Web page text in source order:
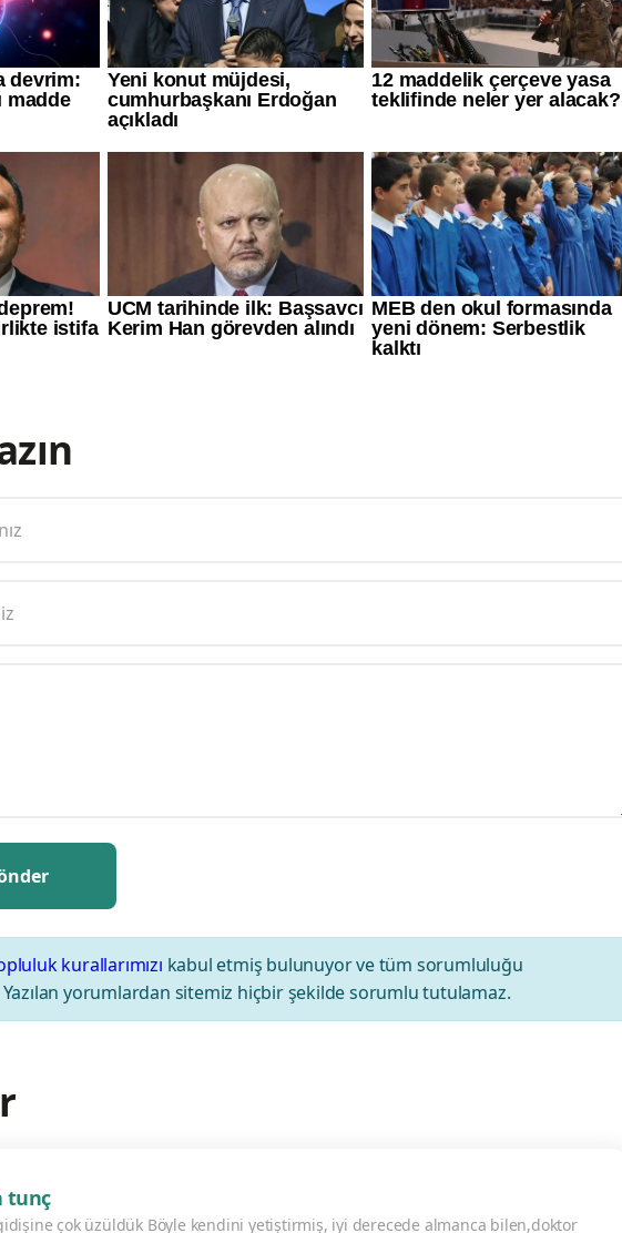
kurallarımızı kabul etmiş bulunuyor ve tüm sorumluluğu
yorumlardan sitemiz hiçbir şekilde sorumlu tutulamaz.
tunç
çok üzüldük Böyle kendini yetiştirmiş, iyi derecede almanca bilen,doktor